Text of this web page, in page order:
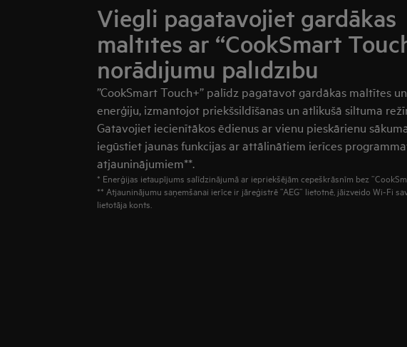
Viegli pagatavojiet gardākas
maltītes ar “CookSmart
norādījumu palīdzību
”CookSmart Touch+” palīdz pagatavot gardākas maltītes
enerģiju, izmantojot priekšsildīšanas un atlikušā siltuma
Gatavojiet iecienītākos ēdienus ar vienu pieskārienu
iegūstiet jaunas funkcijas ar attālinātiem ierīces
atjauninājumiem**.
* Enerģijas ietaupījums salīdzinājumā ar iepriekšējām cepeškrāsnīm bez
** Atjauninājumu saņemšanai ierīce ir jāreģistrē ”AEG” lietotnē, jāizveido Wi-Fi
lietotāja konts.